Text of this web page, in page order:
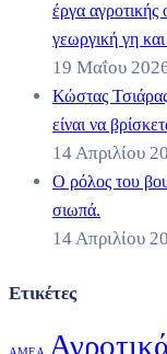
έργα αγροτικής
γεωργική γη
19 Μαΐου
Κώστας
είναι να
14 Απριλίου
Ο ρόλος του
σιωπά.
14 Απριλίου
Ετικέτες